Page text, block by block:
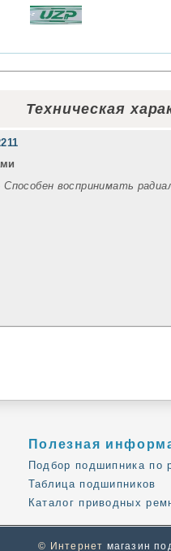
Техническая
Способен воспринимать
Полезная
Подбор подшипника по
Таблица подшипников
Каталог приводных
© Интернет магазин